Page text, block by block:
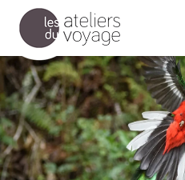
Aller au contenu principal